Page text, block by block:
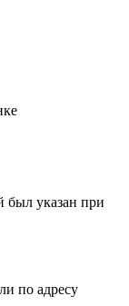
был указан при
по адресу